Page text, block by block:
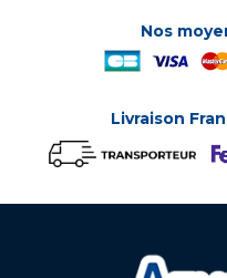
Nos
Livraison